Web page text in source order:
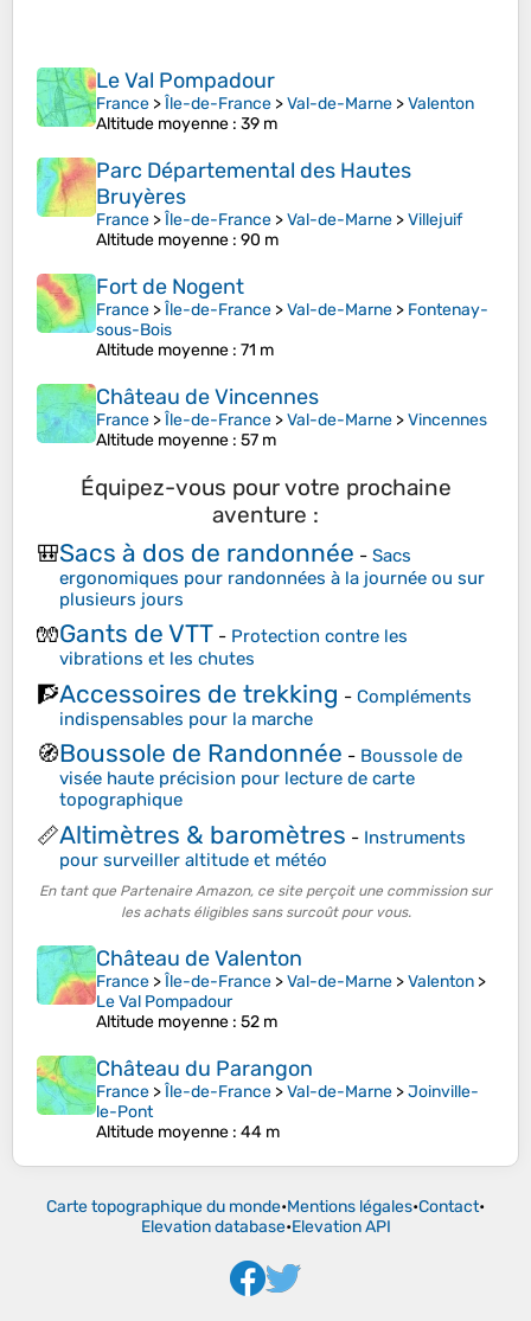
Le Val Pompadour
France >Île-de-France >Val-de-Marne >Valenton
Altitude moyenne : 39 m
Parc Départemental des Hautes
Bruyères
France >Île-de-France >Val-de-Marne >Villejuif
Altitude moyenne : 90 m
Fort de Nogent
France >Île-de-France >Val-de-Marne > Fontenay-
sous-Bois
Altitude moyenne : 71 m
Château de Vincennes
France >Île-de-France >Val-de-Marne >Vincennes
Altitude moyenne : 57 m
Équipez-vous pour votre prochaine
aventure :
🎒Sacs à dos de randonnée - Sacs
ergonomiques pour randonnées à la journée ou sur
plusieurs jours
🧤Gants de VTT - Protection contre les
vibrations et les chutes
🧗Accessoires de trekking - Compléments
indispensables pour la marche
🧭Boussole de Randonnée - Boussole de
visée haute précision pour lecture de carte
topographique
📏Altimètres & baromètres - Instruments
pour surveiller altitude et météo
En tant que Partenaire Amazon, ce site perçoit une commission sur
les achats éligibles sans surcoût pour vous.
Château de Valenton
France >Île-de-France >Val-de-Marne >Valenton >
Le Val Pompadour
Altitude moyenne : 52 m
Château du Parangon
France >Île-de-France >Val-de-Marne >Joinville-
le-Pont
Altitude moyenne : 44 m
Carte topographique du monde•Mentions légales•Contact•
Elevation database•Elevation API